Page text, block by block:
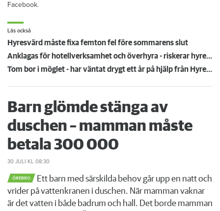
Facebook.
Läs också
Hyresvärd måste fixa femton fel före sommarens slut
Anklagas för hotellverksamhet och överhyra - riskerar hyreskontraktet
Tom bor i möglet - har väntat drygt ett år på hjälp från Hyresgästföreningen
Barn glömde stänga av
duschen – mamman måste
betala 300 000
30 JULI KL 08:30
ÖREBRO
Ett barn med särskilda behov går upp en natt och
vrider på vattenkranen i duschen. När mamman vaknar
är det vatten i både badrum och hall. Det borde mamman